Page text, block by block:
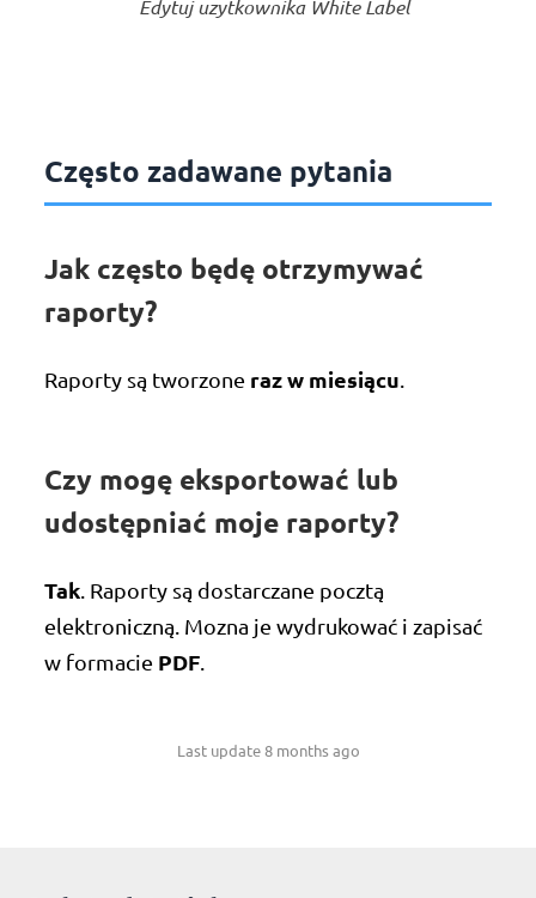
Edytuj uzytkownika White Label
Często zadawane pytania
Jak często będę otrzymywać
raporty?
Raporty są tworzone raz w miesiącu
Czy mogę eksportować lub
udostępniać moje raporty?
Tak . Raporty są dostarczane pocztą
elektroniczną. Mozna je wydrukować i zapisać
w formacie PDF
Last update 8 months ago